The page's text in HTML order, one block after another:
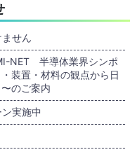
せん
NET 半導体業界シンポ
装置・材料の観点から日
のご案内
実施中